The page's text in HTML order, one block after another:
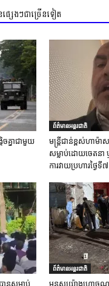
សេងៗជាច្រើនទៀត
ចគ្នាជាមួយ
ព័ត៌មានអន្តរជាតិ
មន្ត្រីជាន់ខ្ពស់ហាម៉ា
សម្លាប់ដោយចេតនា
ការវាយប្រហារថ្ងៃ
ានសម្លាប់
ព័ត៌មានអន្តរជាតិ
មនុស្សយ៉ាងហោចណ